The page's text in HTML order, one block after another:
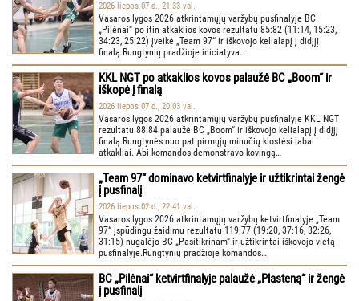
2026 liepos 07 d., 21:33 val.
Vasaros lygos 2026 atkrintamųjų varžybų pusfinalyje BC
„Pilėnai“ po itin atkaklios kovos rezultatu 85:82 (11:14, 15:23,
34:23, 25:22) įveikė „Team 97“ ir iškovojo kelialapį į didįjį
finalą.Rungtynių pradžioje iniciatyva…
KKL NGT po atkaklios kovos palaužė BC „Boom“ ir
iškopė į finalą
2026 liepos 07 d., 20:03 val.
Vasaros lygos 2026 atkrintamųjų varžybų pusfinalyje KKL NGT
rezultatu 88:84 palaužė BC „Boom“ ir iškovojo kelialapį į didįjį
finalą.Rungtynės nuo pat pirmųjų minučių klostėsi labai
atkakliai. Abi komandos demonstravo kovingą…
„Team 97“ dominavo ketvirtfinalyje ir užtikrintai žengė
į pusfinalį
2026 liepos 02 d., 22:41 val.
Vasaros lygos 2026 atkrintamųjų varžybų ketvirtfinalyje „Team
97“ įspūdingu žaidimu rezultatu 119:77 (19:20, 37:16, 32:26,
31:15) nugalėjo BC „Pasitikrinam“ ir užtikrintai iškovojo vietą
pusfinalyje.Rungtynių pradžioje komandos…
BC „Pilėnai“ ketvirtfinalyje palaužė „Plasteną“ ir žengė
į pusfinalį